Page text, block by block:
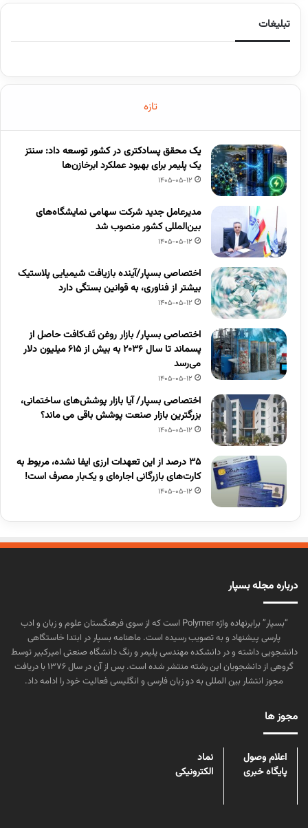
تبلیغات
تازه
یک محقق پسادکتری در کشور توسعه داد: سنتز
یک پلیمر برای بهبود عملکرد ابرخازن‌ها
1405-05-12
مدیرعامل جدید شرکت سهامی نمایشگاه‌های
بین‌المللی کشور منصوب شد
1405-05-12
اختصاصی بسپار/آینده بازیافت شیمیایی پلاستیک
بیشتر از فناوری، به قوانین بستگی دارد
1405-05-12
اختصاصی بسپار/ بازار روغن تَف‌کافت حاصل از
پسماند تا سال ۲۰۳۶ به بیش از ۶۱۵ میلیون دلار
می‌رسد
1405-05-12
اختصاصی بسپار/ آیا بازار پوشش‌های ساختمانی،
بزرگترین بازار صنعت پوشش باقی می ماند؟
1405-05-12
۳۵ درصد از این تعهدات ارزی ایفا نشده، مربوط به
کارت‌های بازرگانی اجاره‌ای و یک‌بار مصرف است!
1405-05-12
درباره مجله بسپار
“بسپار” برابرنهاده واژه Polymer است که از سوی فرهنگستان علوم و زبان و ادب
پارسی پیشنهاد و به تصویب رسیده است. ماهنامه بسپار در ابتدا خاستگاهی
دانشجویی داشته و در دانشکده مهندسی پلیمر و رنگ دانشگاه صنعتی امیرکبیر توسط
گروهی از دانشجویان این رشته منتشر شده است. پس از آن در سال ۱۳۷۶ با دریافت
مجوز انتشار بین المللی به دو زبان فارسی و انگلیسی فعالیت خود را ادامه داد.
مجوز ها
اعلام وصول
پایگاه خبری
نماد
الکترونیکی